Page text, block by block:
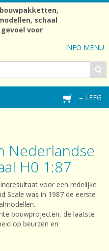
INFO MENU
schaal
gevoel voor
= LEEG
Nederlandse
H0 1:87
voor een redelijke
Scale was in 1987 de eerste
bouwprojecten, de laatste
op beurzen en